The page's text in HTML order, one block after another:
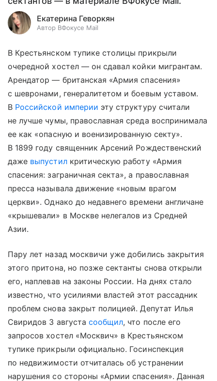
Екатерина Геворкян
Автор ВФокусе Mail
В Крестьянском тупике столицы прикрыли
очередной хостел — он сдавал койки мигрантам.
Арендатор — британская «Армия спасения»
с шевронами, генералитетом и боевым уставом.
В Российской империи эту структуру считали
не лучше чумы, православная среда воспринимала
ее как «опасную и военизированную секту».
В 1899 году священник Арсений Рождественский
даже выпустилкритическую работу «Армия
спасения: заграничная секта», а православная
пресса называла движение «новым врагом
церкви». Однако до недавнего времени англичане
«крышевали» в Москве нелегалов из Средней
Азии.
Пару лет назад москвичи уже добились закрытия
этого притона, но позже сектанты снова открыли
его, наплевав на законы России. На днях стало
известно, что усилиями властей этот рассадник
проблем снова закрыт полицией. Депутат Илья
Свиридов 3 августа сообщил, что после его
запросов хостел «Москвич» в Крестьянском
тупике прикрыли официально. Госинспекция
по недвижимости отчиталась об устранении
нарушения со стороны «Армии спасения». Данная